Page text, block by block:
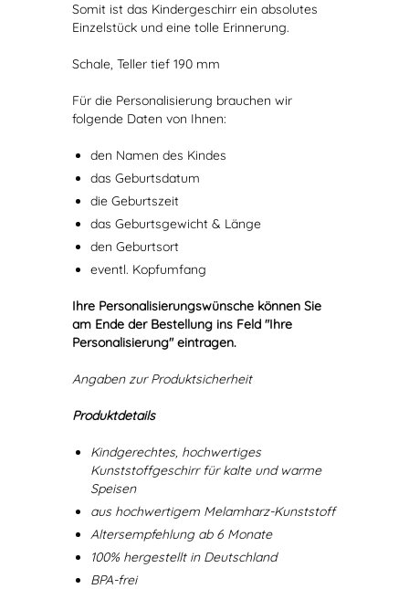
Somit ist das Kindergeschirr ein absolutes
Einzelstück und eine tolle Erinnerung.
Schale, Teller tief 190 mm
Für die Personalisierung brauchen wir
folgende Daten von Ihnen:
den Namen des Kindes
das Geburtsdatum
die Geburtszeit
das Geburtsgewicht & Länge
den Geburtsort
eventl. Kopfumfang
Ihre Personalisierungswünsche können Sie
am Ende der Bestellung ins Feld "Ihre
Personalisierung" eintragen.
Angaben zur Produktsicherheit
Produktdetails
Kindgerechtes, hochwertiges
Kunststoffgeschirr für kalte und warme
Speisen
aus hochwertigem Melamharz-Kunststoff
Altersempfehlung ab 6 Monate
100% hergestellt in Deutschland
BPA-frei